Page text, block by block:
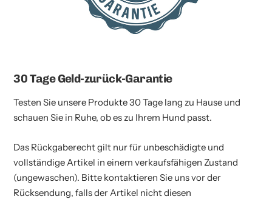
30 Tage Geld-zurück-Garantie
Testen Sie unsere Produkte 30 Tage lang zu Hause und
schauen Sie in Ruhe, ob es zu Ihrem Hund passt.
Das Rückgaberecht gilt nur für unbeschädigte und
vollständige Artikel in einem verkaufsfähigen Zustand
(ungewaschen). Bitte kontaktieren Sie uns vor der
Rücksendung, falls der Artikel nicht diesen